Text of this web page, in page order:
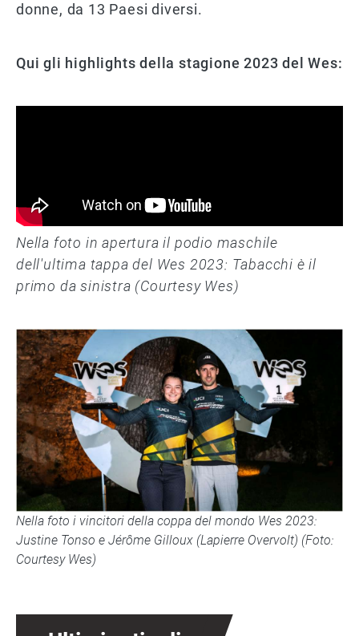
donne, da 13 Paesi diversi.
Qui gli highlights della stagione 2023 del Wes:
Nella foto in apertura il podio maschile
dell'ultima tappa del Wes 2023: Tabacchi è il
primo da sinistra (Courtesy Wes)
Nella foto i vincitori della coppa del mondo Wes 2023:
Justine Tonso e Jérôme Gilloux (Lapierre Overvolt) (Foto:
Courtesy Wes)